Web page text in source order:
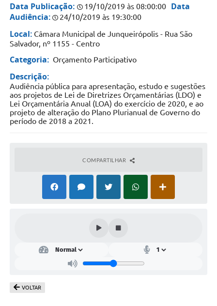
Prestação de Contas
Diário Oficial
Transparência
Consulta Popular
Lei Geral de Proteção de Dados (LGPD)
Governo Digital
FAQ (Perguntas Frequentes)
Arquivos para Download
Data Publicação: 19/10/2019 às 08:00:00
Data
Audiência:
24/10/2019 às 19:30:00
Local: Câmara Municipal de Junqueirópolis - Rua São
Salvador, nº 1155 - Centro
Categoria: Orçamento Participativo
Descrição:
Audiência pública para apresentação, estudo e sugestões
aos projetos de Lei de Diretrizes Orçamentárias (LDO) e
Lei Orçamentária Anual (LOA) do exercício de 2020, e ao
projeto de alteração do Plano Plurianual de Governo do
período de 2018 a 2021.
COMPARTILHAR
VOLTAR